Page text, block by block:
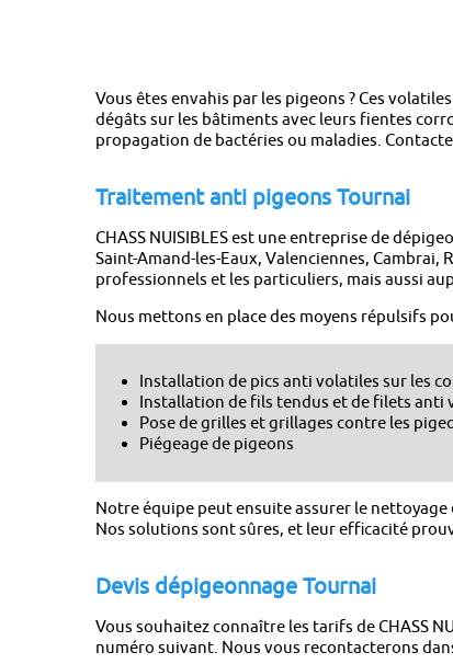
Vous êtes envahis par les pigeons ? Ces
dégâts sur les bâtiments avec leurs fientes
propagation de bactéries ou maladies.
Traitement anti pigeons Tournai
CHASS NUISIBLES est une entreprise de
Saint-Amand-les-Eaux, Valenciennes,
professionnels et les particuliers, mais aussi
Nous mettons en place des moyens répulsifs
Installation de pics anti volatiles sur les
Installation de fils tendus et de filets anti
Pose de grilles et grillages contre les
Piégeage de pigeons
Notre équipe peut ensuite assurer le
Nos solutions sont sûres, et leur efficacité
Devis dépigeonnage Tournai
Vous souhaitez connaître les tarifs de CHASS
numéro suivant. Nous vous recontacterons